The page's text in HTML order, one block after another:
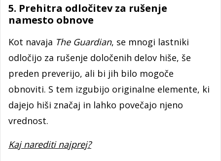
5. Prehitra odločitev za rušenje
namesto obnove
Kot navaja The Guardian, se mnogi lastniki
odločijo za rušenje določenih delov hiše, še
preden preverijo, ali bi jih bilo mogoče
obnoviti. S tem izgubijo originalne elemente, ki
dajejo hiši značaj in lahko povečajo njeno
vrednost.
Kaj narediti najprej?